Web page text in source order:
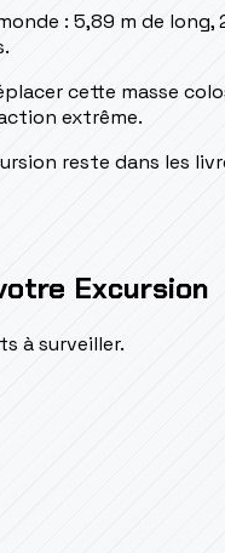
: 5,89 m de
cette masse
extrême.
reste dans les
Excursion
à surveiller.